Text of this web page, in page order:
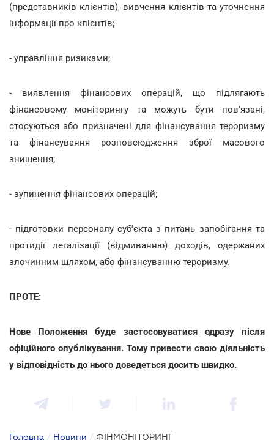
(представників клієнтів), вивчення клієнтів та уточнення
інформації про клієнтів;
- управління ризиками;
- виявлення фінансових операцій, що підлягають
фінансовому моніторингу та можуть бути пов'язані,
стосуються або призначені для фінансування тероризму
та фінансування розповсюдження зброї масового
знищення;
- зупинення фінансових операцій;
- підготовки персоналу суб'єкта з питань запобігання та
протидії легалізації (відмиванню) доходів, одержаних
злочинним шляхом, або фінансуванню тероризму.
ПРОТЕ:
Нове Положення буде застосовуватися одразу після
офіційного опублікування. Тому привести свою діяльність
у відповідність до нього доведеться досить швидко.
Головна / Новини / ФІНМОНІТОРИНГ